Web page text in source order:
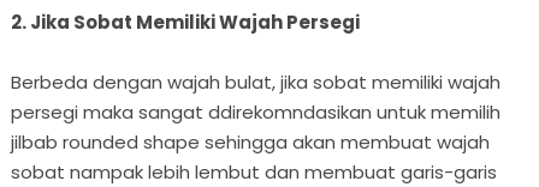
2. Jika Sobat Memiliki Wajah Persegi
Berbeda dengan wajah bulat, jika sobat memiliki wajah
persegi maka sangat ddirekomndasikan untuk memilih
jilbab rounded shape sehingga akan membuat wajah
sobat nampak lebih lembut dan membuat garis-garis